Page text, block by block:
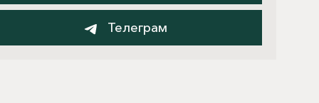
Телеграм